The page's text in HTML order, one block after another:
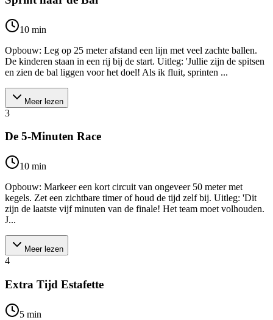
10 min
Opbouw: Leg op 25 meter afstand een lijn met veel zachte ballen.
De kinderen staan in een rij bij de start. Uitleg: 'Jullie zijn de spitsen
en zien de bal liggen voor het doel! Als ik fluit, sprinten ...
Meer lezen
3
De 5-Minuten Race
10 min
Opbouw: Markeer een kort circuit van ongeveer 50 meter met
kegels. Zet een zichtbare timer of houd de tijd zelf bij. Uitleg: 'Dit
zijn de laatste vijf minuten van de finale! Het team moet volhouden.
J...
Meer lezen
4
Extra Tijd Estafette
5 min